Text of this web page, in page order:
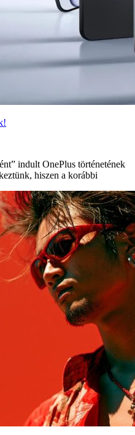
indult OnePlus történetének
hiszen a korábbi